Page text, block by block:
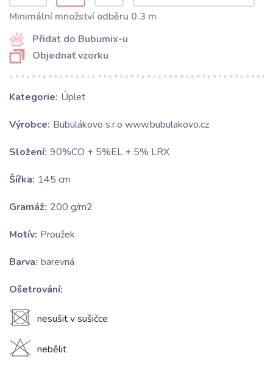
Minimální množství odběru 0.3 m
Přidat do Bubumix-u
Objednať vzorku
Kategorie: Úplet
Výrobce: Bubulákovo s.r.o www.bubulakovo.cz
Složení: 90%CO + 5%EL + 5% LRX
Šířka: 145 cm
Gramáž: 200 g/m2
Motív: Proužek
Barva: barevná
Ošetrování:
U nesušit v sušičce
H nebělit